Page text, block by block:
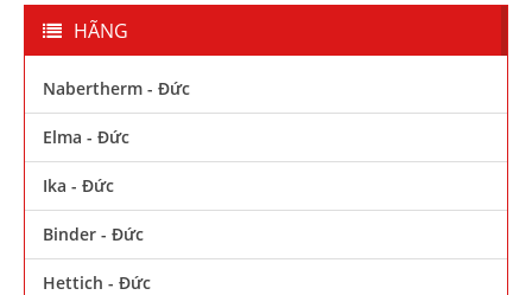
HÃNG
Nabertherm - Đức
Elma - Đức
Ika - Đức
Binder - Đức
Hettich - Đức